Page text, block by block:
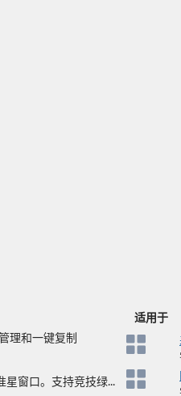
适用于
理和一键复制
星窗口。支持竞技绿...